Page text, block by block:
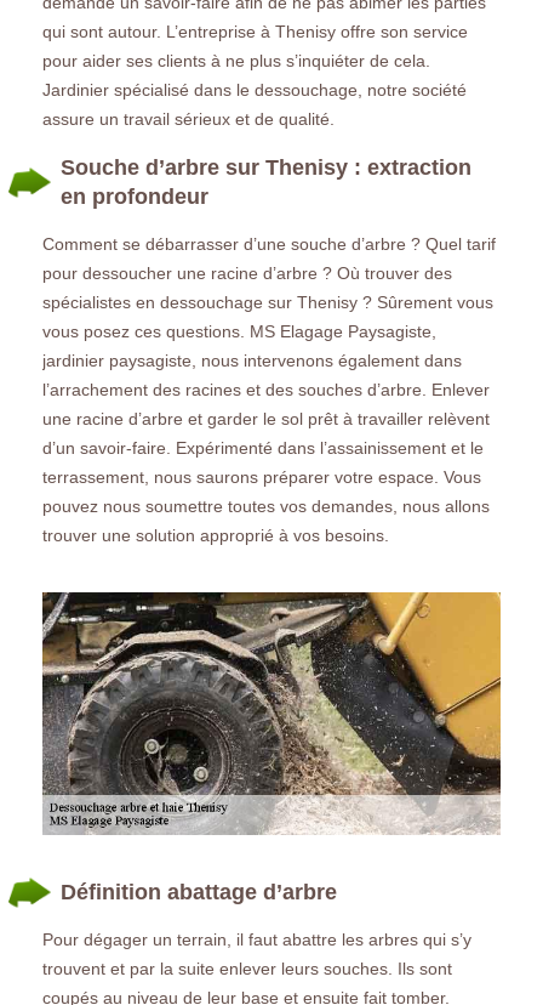
qui sont autour. L’entreprise à Thenisy offre son service
pour aider ses clients à ne plus s’inquiéter de cela.
Jardinier spécialisé dans le dessouchage, notre société
assure un travail sérieux et de qualité.
Souche d’arbre sur Thenisy : extraction
en profondeur
Comment se débarrasser d’une souche d’arbre ? Quel tarif
pour dessoucher une racine d’arbre ? Où trouver des
spécialistes en dessouchage sur Thenisy ? Sûrement vous
vous posez ces questions. MS Elagage Paysagiste,
jardinier paysagiste, nous intervenons également dans
l’arrachement des racines et des souches d’arbre. Enlever
une racine d’arbre et garder le sol prêt à travailler relèvent
d’un savoir-faire. Expérimenté dans l’assainissement et le
terrassement, nous saurons préparer votre espace. Vous
pouvez nous soumettre toutes vos demandes, nous allons
trouver une solution approprié à vos besoins.
Définition abattage d’arbre
Pour dégager un terrain, il faut abattre les arbres qui s’y
trouvent et par la suite enlever leurs souches. Ils sont
coupés au niveau de leur base et ensuite fait tomber.